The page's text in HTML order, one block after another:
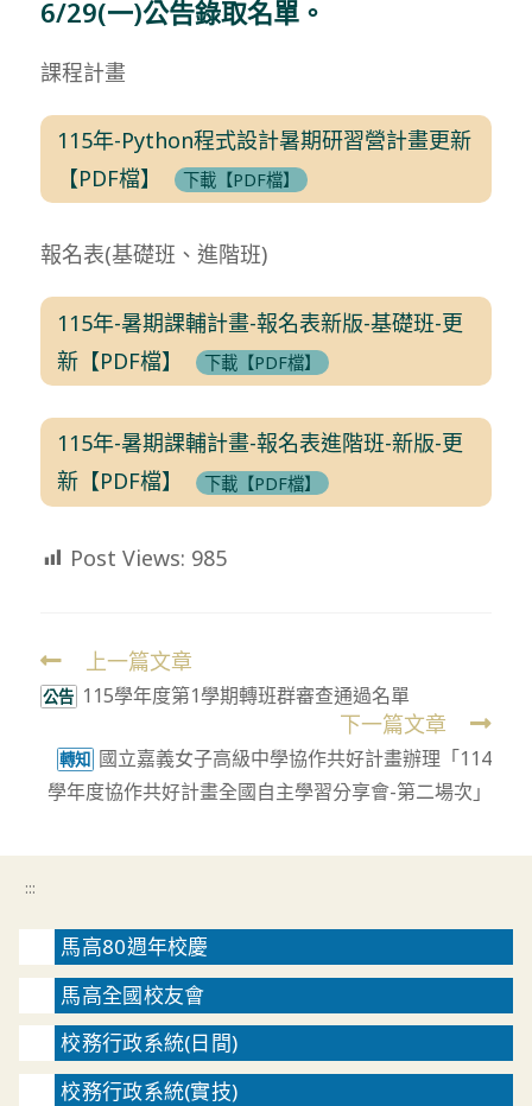
6/29(一)公告錄取名單。
課程計畫
115年-Python程式設計暑期研習營計畫更新
【PDF檔】
下載【PDF檔】
報名表(基礎班、進階班)
115年-暑期課輔計畫-報名表新版-基礎班-更
新【PDF檔】
下載【PDF檔】
115年-暑期課輔計畫-報名表進階班-新版-更
新【PDF檔】
下載【PDF檔】
Post Views: 985
Read
more
上一篇文章
公告 115學年度第1學期轉班群審查通過名單
下一篇文章
轉知 國立嘉義女子高級中學協作共好計畫辦理「114
學年度協作共好計畫全國自主學習分享會-第二場次」
:::
馬高80週年校慶
馬高全國校友會
校務行政系統(日間)
校務行政系統(實技)